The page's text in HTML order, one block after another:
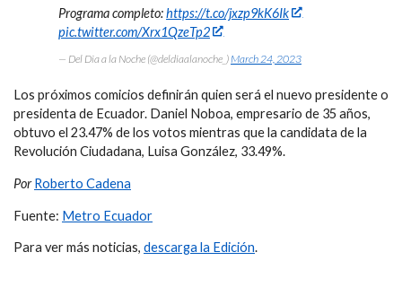
Programa completo:https://t.co/jxzp9kK6Ik
pic.twitter.com/Xrx1QzeTp2
— Del Dia a la Noche (@deldiaalanoche_)March 24, 2023
Los próximos comicios definirán quien será el nuevo presidente o
presidenta de Ecuador. Daniel Noboa, empresario de 35 años,
obtuvo el 23.47% de los votos mientras que la candidata de la
Revolución Ciudadana, Luisa González, 33.49%.
Por Roberto Cadena
Fuente: Metro Ecuador
Para ver más noticias, descarga la Edición.